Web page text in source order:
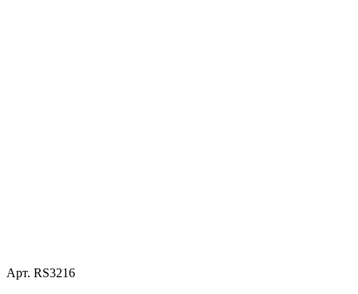
Арт. RS3216